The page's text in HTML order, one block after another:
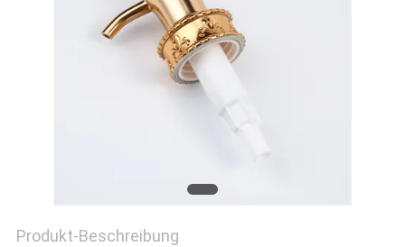
Produkt-Beschreibung